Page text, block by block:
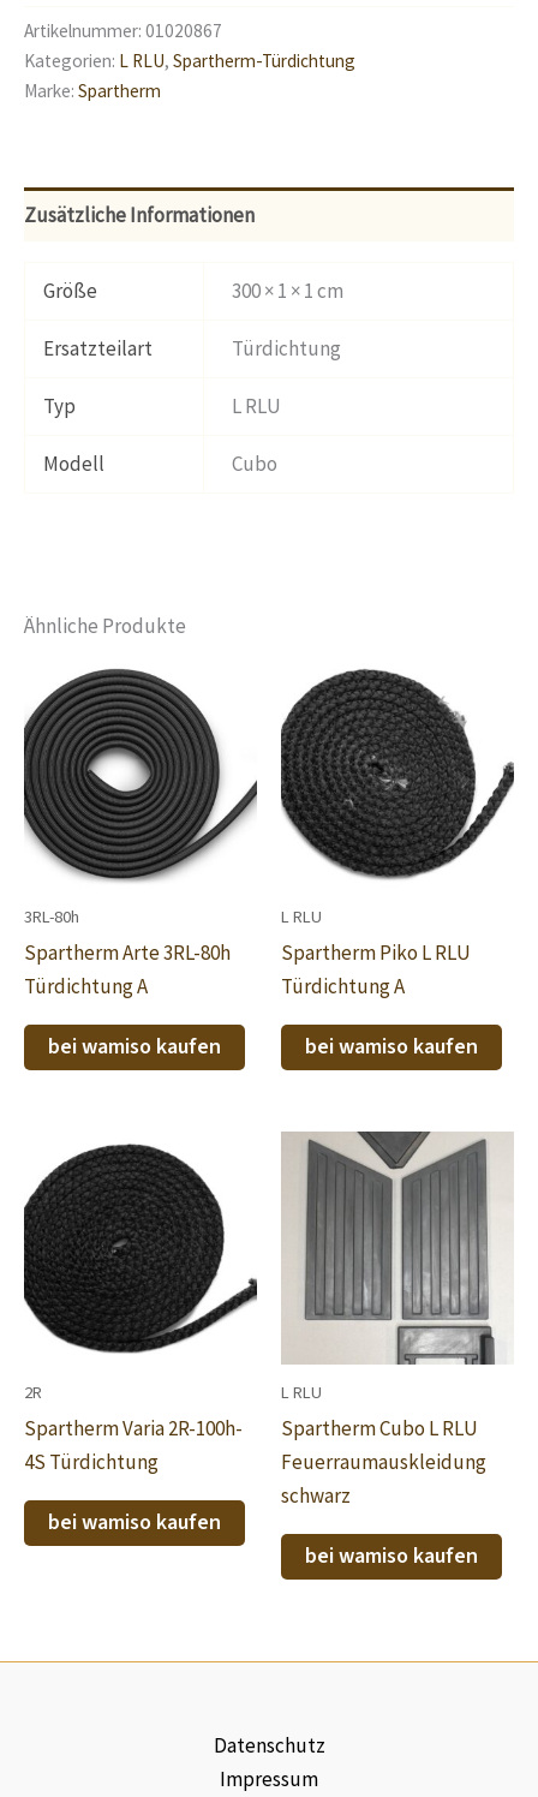
Artikelnummer: 01020867
Kategorien: L RLU, Spartherm-Türdichtung
Marke: Spartherm
Zusätzliche Informationen
Größe 300 × 1 × 1 cm
Ersatzteilart Türdichtung
Typ L RLU
Modell Cubo
Ähnliche Produkte
3RL-80h
Spartherm Arte 3RL-80h
Türdichtung A
bei wamiso kaufen
L RLU
Spartherm Piko L RLU
Türdichtung A
bei wamiso kaufen
2R
Spartherm Varia 2R-100h-
4S Türdichtung
bei wamiso kaufen
L RLU
Spartherm Cubo L RLU
Feuerraumauskleidung
schwarz
bei wamiso kaufen
Datenschutz
Impressum